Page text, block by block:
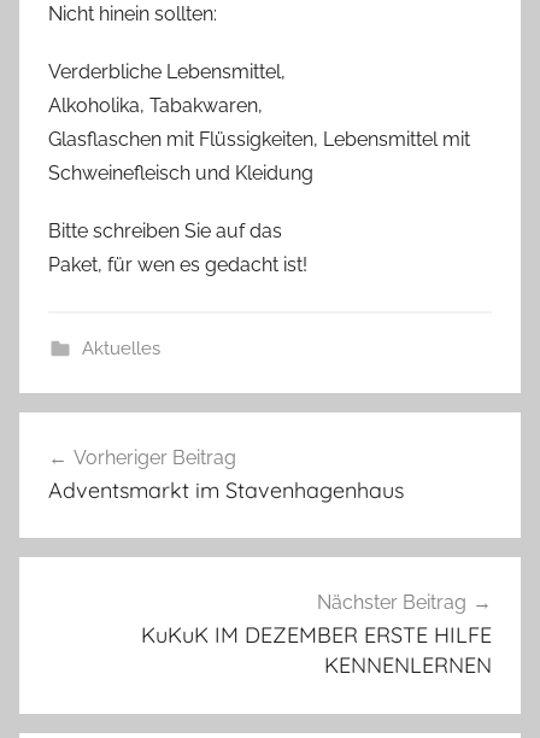
Nicht hinein sollten:
Verderbliche Lebensmittel,
Alkoholika, Tabakwaren,
Glasflaschen mit Flüssigkeiten, Lebensmittel mit
Schweinefleisch und Kleidung
Bitte schreiben Sie auf das
Paket, für wen es gedacht ist!
Aktuelles
Vorheriger Beitrag
Adventsmarkt im Stavenhagenhaus
Nächster Beitrag
KuKuK IM DEZEMBER ERSTE HILFE
KENNENLERNEN